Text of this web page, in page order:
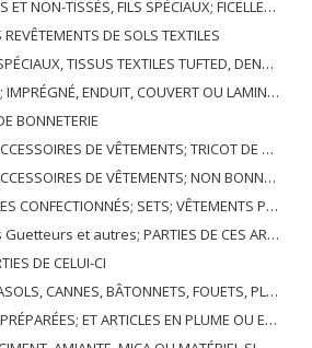
FILS SPÉCIAUX; FICELLES, CORDES, CORDES, CÂBLES ET ARTICLES ASSOCIÉS
DE SOLS TEXTILES
TEXTILES TUFTED, DENTELLE, TAPISSERIES, GARNITURES, BRODERIES
COUVERT OU LAMINÉ; ARTICLES TEXTILES D'UN TYPE ADAPTÉ À L'USAGE INDUSTRIEL
BONNETERIE
DE VÊTEMENTS; TRICOT DE BONNETERIE
DE VÊTEMENTS; NON BONNETERIE
SETS; VÊTEMENTS PORTÉS ET ARTICLES TEXTILES USÉS; RAGS
et autres; PARTIES DE CES ARTICLES
DE CELUI-CI
BÂTONNETS, FOUETS, PLANTES DE CONDUITE; ET LEURS PARTIES
EN PLUME OU EN BAS; FLEURS ARTIFICIELLES; ARTICLES DE CHEVEUX HUMAINS